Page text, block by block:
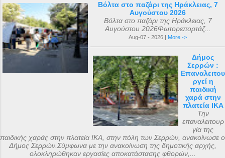
Βόλτα στο παζάρι της Ηράκλειας, 7
Αυγούστου 2026
Βόλτα στο παζάρι της Ηράκλειας, 7
Αυγούστου 2026Φωτορεπορτάζ...
Aug-07 - 2026 | More ->
Δήμος
Σερρών :
Επαναλειτου
ργεί η
παιδική
χαρά στην
πλατεία ΙΚΑ
Την
επαναλειτουρ
γία της
παιδικής χαράς στην πλατεία ΙΚΑ, στην πόλη των Σερρών, ανακοίνωσε ο
Δήμος Σερρών.Σύμφωνα με την ανακοίνωση της δημοτικής αρχής,
ολοκληρώθηκαν εργασίες αποκατάστασης φθορών,...